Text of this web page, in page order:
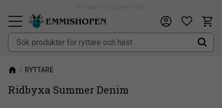
Meny
RYTTARE
Ridbyxa Summer Denim